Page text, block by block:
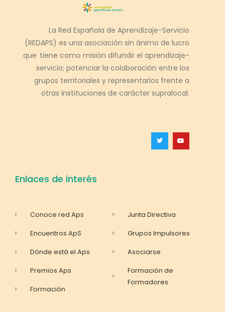
La Red Española de Aprendizaje-Servicio
(REDAPS) es una asociación sin ánimo de lucro
que tiene como misión difundir el aprendizaje-
servicio; potenciar la colaboración entre los
grupos territoriales y representarlos frente a
otras instituciones de carácter supralocal.
Enlaces de interés
Conoce red Aps
Encuentros ApS
Dónde está el Aps
Premios Aps
Formación
Junta Directiva
Grupos Impulsores
Asociarse
Formación de
Formadores